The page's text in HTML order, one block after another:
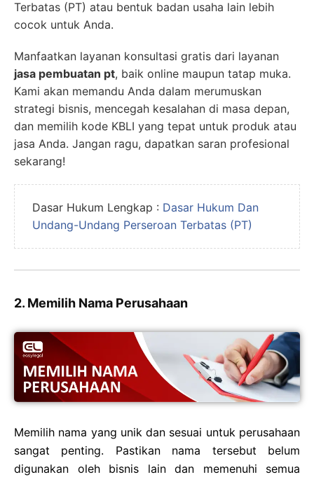
Terbatas (PT) atau bentuk badan usaha lain lebih
cocok untuk Anda.
Manfaatkan layanan konsultasi gratis dari layanan
jasa pembuatan pt, baik online maupun tatap muka.
Kami akan memandu Anda dalam merumuskan
strategi bisnis, mencegah kesalahan di masa depan,
dan memilih kode KBLI yang tepat untuk produk atau
jasa Anda. Jangan ragu, dapatkan saran profesional
sekarang!
Dasar Hukum Lengkap : Dasar Hukum Dan
Undang-Undang Perseroan Terbatas (PT)
2. Memilih Nama Perusahaan
Memilih nama yang unik dan sesuai untuk perusahaan
sangat penting. Pastikan nama tersebut belum
digunakan oleh bisnis lain dan memenuhi semua